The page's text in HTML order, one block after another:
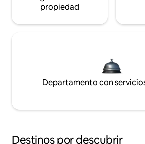
propiedad
Departamento con
Destinos por descubrir